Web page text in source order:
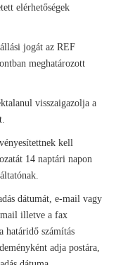
elérhetőségek
jogát az REF
meghatározott
visszaigazolja a
kell
14 naptári napon
dátumát, e-mail vagy
mail illetve a fax
határidő számítás
adja postára,